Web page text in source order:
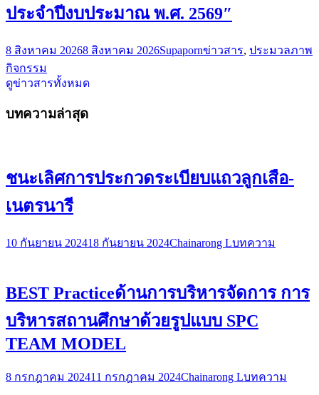
ประจำปีงบประมาณ พ.ศ. 2569″
8 สิงหาคม 20268 สิงหาคม 2026Supapornข่าวสาร, ประมวลภาพ
กิจกรรม
ดูข่าวสารทั้งหมด
บทความล่าสุด
ชนะเลิศการประกวดระเบียบแถวลูกเสือ-
เนตรนารี
10 กันยายน 202418 กันยายน 2024Chainarong Lบทความ
BEST Practiceด้านการบริหารจัดการ การ
บริหารสถานศึกษาด้วยรูปแบบ SPC
TEAM MODEL
8 กรกฎาคม 202411 กรกฎาคม 2024Chainarong Lบทความ